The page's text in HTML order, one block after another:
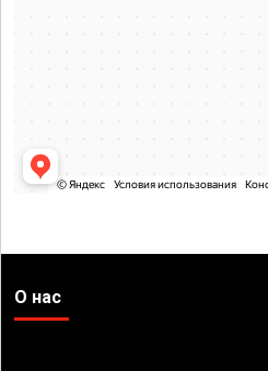
О нас